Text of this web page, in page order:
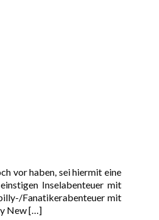
vor haben, sei hiermit eine
Inselabenteuer mit
Fanatikerabenteuer mit
New[…]